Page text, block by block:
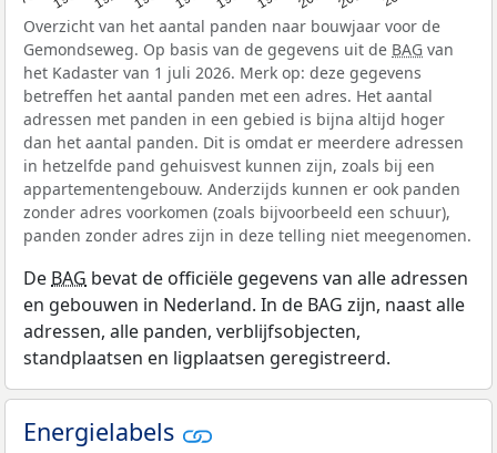
Overzicht van het aantal panden naar bouwjaar voor de
Gemondseweg. Op basis van de gegevens uit de BAG van
het Kadaster van 1 juli 2026. Merk op: deze gegevens
betreffen het aantal panden met een adres. Het aantal
adressen met panden in een gebied is bijna altijd hoger
dan het aantal panden. Dit is omdat er meerdere adressen
in hetzelfde pand gehuisvest kunnen zijn, zoals bij een
appartementengebouw. Anderzijds kunnen er ook panden
zonder adres voorkomen (zoals bijvoorbeeld een schuur),
panden zonder adres zijn in deze telling niet meegenomen.
De BAG bevat de officiële gegevens van alle adressen
en gebouwen in Nederland. In de BAG zijn, naast alle
adressen, alle panden, verblijfsobjecten,
standplaatsen en ligplaatsen geregistreerd.
Energielabels